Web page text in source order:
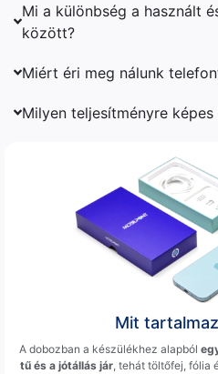
Mi a különbség a használt
között?
Miért éri meg nálunk
Milyen teljesítményre
Mit
A dobozban a készülékhez alapból
tű és a jótállás jár, tehát töltőfej, fólia